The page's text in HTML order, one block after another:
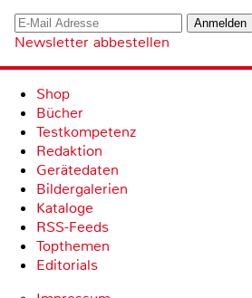
Newsletter abbestellen
Shop
Bücher
Testkompetenz
Redaktion
Gerätedaten
Bildergalerien
Kataloge
RSS-Feeds
Topthemen
Editorials